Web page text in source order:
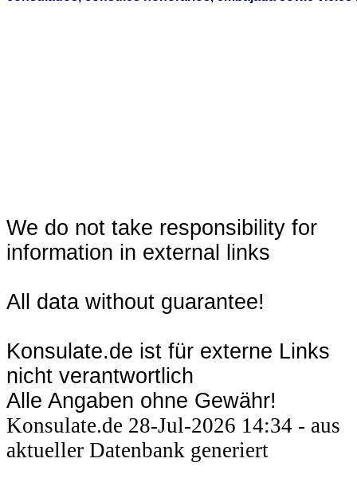
We do not take responsibility for
information in external links
All data without guarantee!
Konsulate.de ist für externe Links
nicht verantwortlich
Alle Angaben ohne Gewähr!
Konsulate.de 28-Jul-2026 14:34 - aus
aktueller Datenbank generiert